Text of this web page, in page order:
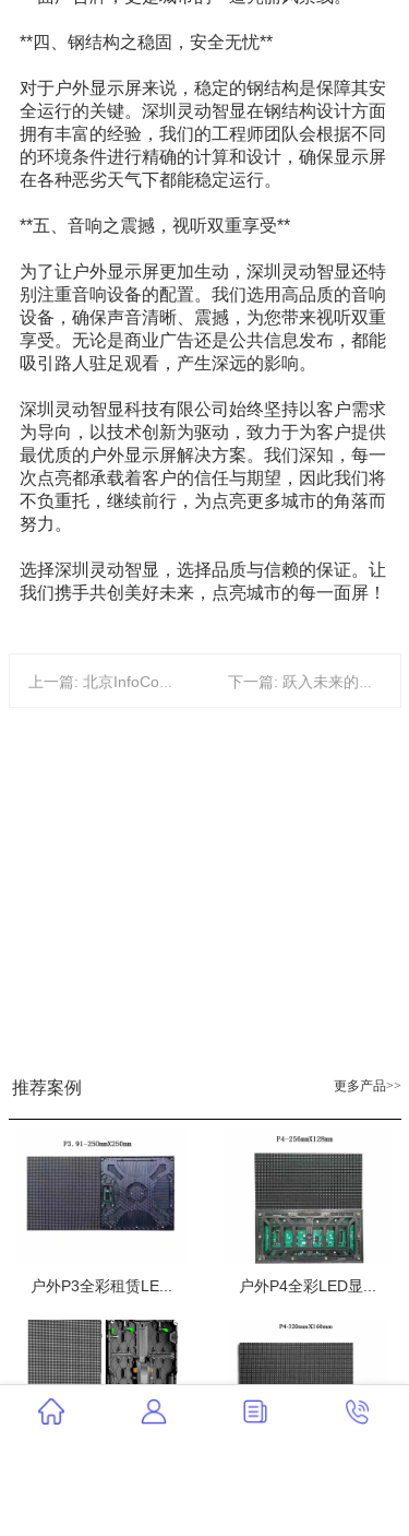
**四、钢结构之稳固，安全无忧**
对于户外显示屏来说，稳定的钢结构是保障其安
全运行的关键。深圳灵动智显在钢结构设计方面
拥有丰富的经验，我们的工程师团队会根据不同
的环境条件进行精确的计算和设计，确保显示屏
在各种恶劣天气下都能稳定运行。
**五、音响之震撼，视听双重享受**
为了让户外显示屏更加生动，深圳灵动智显还特
别注重音响设备的配置。我们选用高品质的音响
设备，确保声音清晰、震撼，为您带来视听双重
享受。无论是商业广告还是公共信息发布，都能
吸引路人驻足观看，产生深远的影响。
深圳灵动智显科技有限公司始终坚持以客户需求
为导向，以技术创新为驱动，致力于为客户提供
最优质的户外显示屏解决方案。我们深知，每一
次点亮都承载着客户的信任与期望，因此我们将
不负重托，继续前行，为点亮更多城市的角落而
努力。
选择深圳灵动智显，选择品质与信赖的保证。让
我们携手共创美好未来，点亮城市的每一面屏！
更多产品>>
推荐案例
户外P3全彩租赁LE... 户外P4全彩LED显...